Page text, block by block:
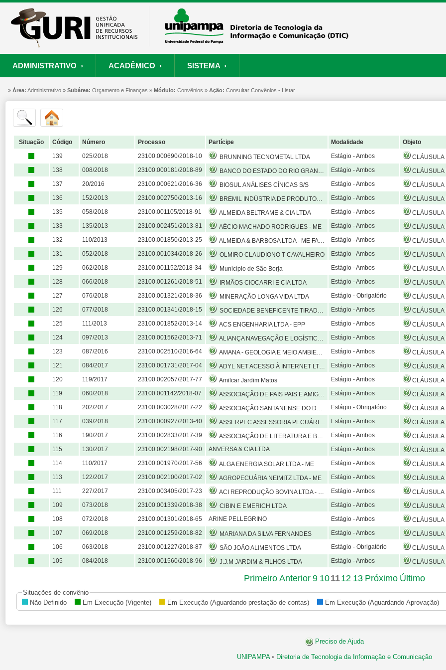
ADMINISTRATIVO ›
ORÇAMENTO E FINANÇAS RECURSOS HUMANOS PROCESSOS SERVIÇOS RESTAURANTE
Convênios
Consultar Convênios
ACADÊMICO ›
PROCESSO SELETIVO PROJETOS
Processo Seletivo
Nova Inscrição
Portal do Candidato
Autenticar Documento
SISTEMA ›
SISTEMA
Painel de Suporte
Resgatar Senha
» Área: Administrativo » Subárea: Orçamento e Finanças » Módulo: Convênios » Ação: Consultar Convênios - Listar
Situação Código Número Processo Partícipe Modalidade Objeto
139
025/2018 23100.000690/2018-10 BRUNNING TECNOMETAL LTDA Estágio - Ambos CLÁUSULA PRIMEIRA – DO OBJETO O presente Convênio tem por finalidade o estabelecimento e o desenvolvimento de atividades de estágio de estudantes da Universidade Federal do Pampa na BRUNING
138
008/2018 23100.000181/2018-89 BANCO DO ESTADO DO RIO GRANDE DO SUL S.A Estágio - Ambos CLÁUSULA PRIMEIRA – DO OBJETO O presente Convênio tem por finalidade o estabelecimento e o desenvolvimento de atividades de estágio de estudantes da Universidade Federal do Pampa na BANCO DO ESTADO DO
137
20/2016 23100.000621/2016-36 BIOSUL ANÁLISES CÍNICAS S/S Estágio - Ambos CLÁUSULA PRIMEIRA – DO OBJETO O presente Convênio tem por finalidade o estabelecimento e o desenvolvimento de atividades de estágio de estudantes da Universidade Federal do Pampa na BIOSUL ANÁLISES
136
152/2013 23100.002750/2013-16 BREMIL INDÚSTRIA DE PRODUTOS ALIMENTÍCIOS LTDA Estágio - Ambos CLÁUSULA PRIMEIRA – DO OBJETO O presente Convênio tem por finalidade o estabelecimento e o desenvolvimento de atividades de estágio de estudantes da Universidade Federal do Pampa na BREMIL INDÚSTRIA DE
135
058/2018 23100.001105/2018-91 ALMEIDA BELTRAME & CIA LTDA Estágio - Ambos CLÁUSULA PRIMEIRA – DO OBJETO O presente Convênio tem por finalidade o estabelecimento e o desenvolvimento de atividades de estágio de estudantes da Universidade Federal do Pampa na ALMEIDA BELTRAME
133
135/2013 23100.002451/2013-81 AÉCIO MACHADO RODRIGUES - ME Estágio - Ambos CLÁUSULA PRIMEIRA – DO OBJETO O presente Convênio tem por finalidade o estabelecimento e o desenvolvimento de atividades de estágio de estudantes da Universidade Federal do Pampa na AECIO MACHADO RODRIGUES-
132
110/2013 23100.001850/2013-25 ALMEIDA & BARBOSA LTDA - ME FARMÁCIA SÃO MIGUEL Estágio - Ambos CLÁUSULA PRIMEIRA – DO OBJETO O presente Convênio tem por finalidade o estabelecimento e o desenvolvimento de atividades de estágio de estudantes da Universidade Federal do Pampa na
131
052/2018 23100.001034/2018-26 OLMIRO CLAUDIONO T CAVALHEIRO Estágio - Ambos CLÁUSULA PRIMEIRA – DO OBJETO O presente Convênio tem por finalidade o estabelecimento e o desenvolvimento de atividades de estágio de estudantes da Universidade Federal do Pampa com Olmiro Claudiono
129
062/2018 23100.001152/2018-34 Município de São Borja Estágio - Ambos CLÁUSULA PRIMEIRA – DO OBJETO O presente convênio tem por objeto conceder vagas para estágio não obrigatório em unidades da administração municipal a alunos
128
066/2018 23100.001261/2018-51 IRMÃOS CIOCARRI E CIA LTDA Estágio - Ambos CLÁUSULA PRIMEIRA – DO OBJETO O presente Convênio tem por finalidade o estabelecimento e o desenvolvimento de atividades de estágio de estudantes da Universidade Federal do Pampa na IRMÃOS CIOCCARI
127
076/2018 23100.001321/2018-36 MINERAÇÃO LONGA VIDA LTDA Estágio - Obrigatório CLÁUSULA PRIMEIRA – DO OBJETO O presente Convênio tem por finalidade o estabelecimento e o desenvolvimento de atividades de estágio de estudantes da Universidade Federal do Pampa na MINERAÇÃO LONGA
126
077/2018 23100.001341/2018-15 SOCIEDADE BENEFICENTE TIRADENTES Estágio - Ambos CLÁUSULA PRIMEIRA – DO OBJETO O presente Convênio tem por finalidade o estabelecimento e o desenvolvimento de atividades de estágio de estudantes da Universidade Federal do Pampa na SOCIEDADE
125
111/2013 23100.001852/2013-14 ACS ENGENHARIA LTDA - EPP Estágio - Ambos CLÁUSULA PRIMEIRA – DO OBJETO O presente Convênio tem por finalidade o estabelecimento e o desenvolvimento de atividades de estágio de estudantes da Universidade Federal do Pampa na ACS ENGENHARIA
124
097/2013 23100.001562/2013-71 ALIANÇA NAVEGAÇÃO E LOGÍSTICA LTDA Estágio - Ambos CLÁUSULA PRIMEIRA – DO OBJETO O presente Convênio tem por finalidade o estabelecimento e o desenvolvimento de atividades de estágio de estudantes da Universidade Federal do Pampa na ALIANÇA NAVEGAÇÃO
123
087/2016 23100.002510/2016-64 AMANA - GEOLOGIA E MEIO AMBIENTE S/S LTDA Estágio - Ambos CLÁUSULA PRIMEIRA – DO OBJETO O presente Convênio tem por finalidade o estabelecimento e o desenvolvimento de atividades de estágio de estudantes da Universidade Federal do Pampa na AMANA – GEOLOGIA E
121
084/2017 23100.001731/2017-04 ADYL NET ACESSO À INTERNET LTDA Estágio - Ambos CLÁUSULA PRIMEIRA – DO OBJETO O presente Convênio tem por finalidade o estabelecimento e o desenvolvimento de atividades de estágio de estudantes da Universidade Federal do Pampa na ADYL NET ACESSO À
120
119/2017 23100.002057/2017-77 Amilcar Jardim Matos Estágio - Ambos CLÁUSULA PRIMEIRA – DO OBJETO O presente Convênio tem por finalidade o estabelecimento e o desenvolvimento de atividades de estágio de estudantes da Universidade Federal do Pampa com AMILCAR
119
060/2018 23100.001142/2018-07 ASSOCIAÇÃO DE PAIS PAIS E AMIGOS DOS EXCEPCIONAIS Estágio - Ambos CLÁUSULA PRIMEIRA – DO OBJETO O presente Convênio tem por finalidade o estabelecimento e o desenvolvimento de atividades de estágio de estudantes da Universidade Federal do Pampa na ASSOCIAÇÃO DE PAIS E
118
202/2017 23100.003028/2017-22 ASSOCIAÇÃO SANTANENSE DO DEFICIENTE FÍSICO - ASSANDEF Estágio - Obrigatório CLÁUSULA PRIMEIRA – DO OBJETO O presente Convênio tem por finalidade o estabelecimento e o desenvolvimento de atividades de estágio de estudantes da Universidade Federal do Pampa na ASSOCIAÇÃO
117
039/2018 23100.000927/2013-40 ASSERPEC ASSESSORIA PECUÁRIA LTDA Estágio - Ambos CLÁUSULA PRIMEIRA – DO OBJETO O presente Termo Aditivo tem a finalidade de prorrogar o prazo de vigência do Convênio 59/2013, firmado entre a Universidade Federal do Pampa e a ASSERPEC ASSESSORIA PECUÁRIA LTDA- ME por
116
190/2017 23100.002833/2017-39 ASSOCIAÇÃO DE LITERATURA E BENEFICENCIA Estágio - Ambos CLÁUSULA PRIMEIRA – DO OBJETO O presente Convênio tem por finalidade o estabelecimento e o desenvolvimento de atividades de estágio de estudantes da Universidade Federal do Pampa na ASSOCIAÇÃO DE
115
130/2017 23100.002198/2017-90 ANVERSA & CIA LTDA Estágio - Ambos CLÁUSULA PRIMEIRA – DO OBJETO O presente Convênio tem por finalidade o estabelecimento e o desenvolvimento de atividades de estágio de estudantes da Universidade Federal do Pampa na ANVERSA & CIA
114
110/2017 23100.001970/2017-56 ALGA ENERGIA SOLAR LTDA - ME Estágio - Ambos CLÁUSULA PRIMEIRA – DO OBJETO O presente Convênio tem por finalidade o estabelecimento e o desenvolvimento de atividades de estágio de estudantes da Universidade Federal do Pampa na ALGA ENERGIA
113
122/2017 23100.002100/2017-02 AGROPECUÁRIA NEIMITZ LTDA - ME Estágio - Ambos CLÁUSULA PRIMEIRA – DO OBJETO O presente Convênio tem por finalidade o estabelecimento e o desenvolvimento de atividades de estágio de estudantes da Universidade Federal do Pampa na AGROPECUÁRIA
111
227/2017 23100.003405/2017-23 ACI REPRODUÇÃO BOVINA LTDA - EPP Estágio - Ambos CLÁUSULA PRIMEIRA – DO OBJETO O presente Convênio tem por finalidade o estabelecimento e o desenvolvimento de atividades de estágio de estudantes da Universidade Federal do Pampa na ACI REPRODUÇÃO
109
073/2018 23100.001339/2018-38 CIBIN E EMERICH LTDA Estágio - Ambos CLÁUSULA PRIMEIRA – DO OBJETO O presente Convênio tem por finalidade o estabelecimento e o desenvolvimento de atividades de estágio de estudantes da Universidade Federal do Pampa na CIBIN E EMERICH
108
072/2018 23100.001301/2018-65 ARINE PELLEGRINO Estágio - Ambos CLÁUSULA PRIMEIRA – DO OBJETO O presente Convênio tem por finalidade o estabelecimento e o desenvolvimento de atividades de estágio de estudantes da Universidade Federal do Pampa com ARINE
107
069/2018 23100.001259/2018-82 MARIANA DA SILVA FERNANDES Estágio - Ambos CLÁUSULA PRIMEIRA – DO OBJETO O presente Convênio tem por finalidade o estabelecimento e o desenvolvimento de atividades de estágio de estudantes da Universidade Federal do Pampa com MARIANA DA
106
063/2018 23100.001227/2018-87 SÃO JOÃO ALIMENTOS LTDA Estágio - Obrigatório CLÁUSULA PRIMEIRA – DO OBJETO O presente Convênio tem por finalidade o estabelecimento e o desenvolvimento de atividades de estágio de estudantes da Universidade Federal do Pampa na SÃO JOÃO
105
084/2018 23100.001560/2018-96 J.J.M JARDIM & FILHOS LTDA Estágio - Ambos CLÁUSULA PRIMEIRA – DO OBJETO O presente Convênio tem por finalidade o estabelecimento e o desenvolvimento de atividades de estágio de estudantes da Universidade Federal do Pampa na J.J.M JARDIM &
Primeiro Anterior 9 101112 13 Próximo Último
Situações de convênio
Não Definido
Em Execução (Vigente) Em Execução (Aguardando prestação de contas) Em Execução (Aguardando Aprovação)
Preciso de Ajuda
UNIPAMPA• Diretoria de Tecnologia da Informação e Comunicação